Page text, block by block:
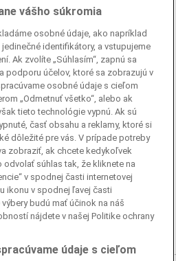
Španielska
Vietnamská
vášho súkromia
osobné údaje, ako napríklad
identifikátory, a vstupujeme
Ak zvolíte „Súhlasím“, zapnú sa
podporu účelov, ktoré sa zobrazujú v
osobné údaje s cieľom
„Odmetnuť všetko“, alebo ak
tieto technológie vypnú. Ak sú
časť obsahu a reklamy, ktoré si
dôležité pre vás. V prípade potreby
zobraziť, ak chcete kedykoľvek
odvolať súhlas tak, že kliknete na
v spodnej časti internetovej
ikonu v spodnej ľavej časti
budú mať účinok na náš
nájdete v našej Politike ochrany
údaje s cieľom